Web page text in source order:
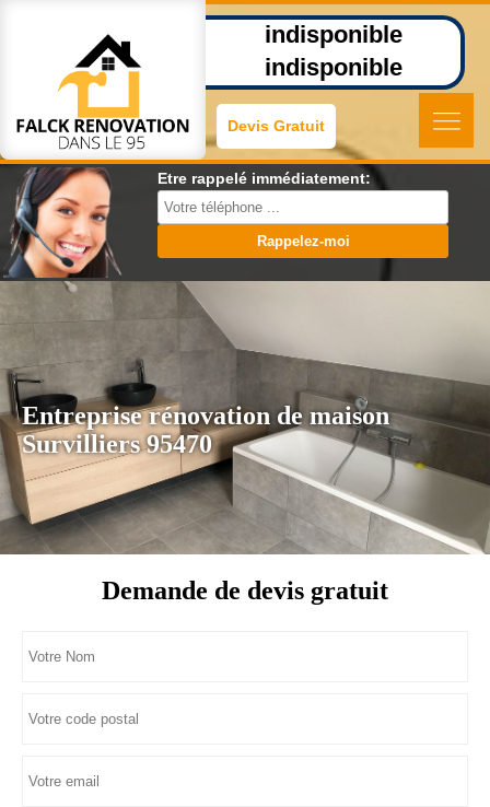
indisponible
indisponible
Devis Gratuit
Etre rappelé immédiatement:
Entreprise rénovation de maison
Survilliers 95470
Demande de devis gratuit